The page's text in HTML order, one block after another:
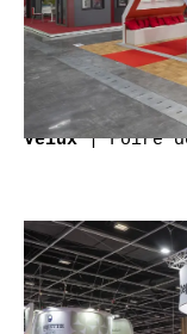
Velux| Foire de